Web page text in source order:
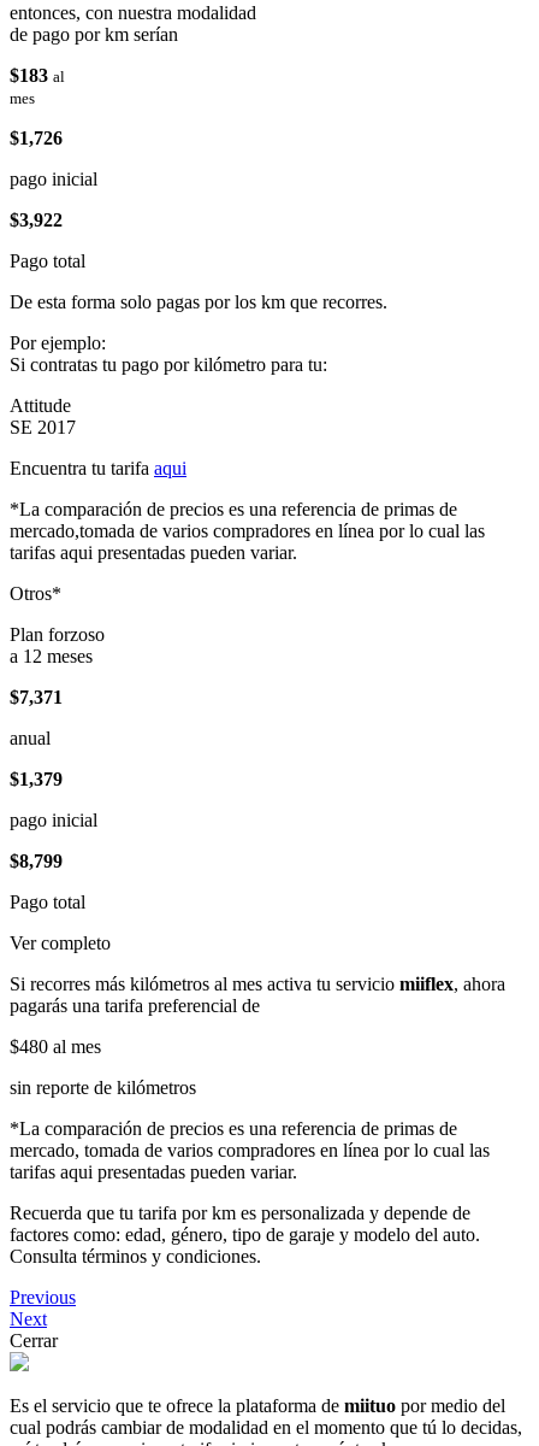
entonces, con nuestra modalidad
de pago por km serían
$183 al
mes
$1,726
pago inicial
$3,922
Pago total
De esta forma solo pagas por los km que recorres.
Por ejemplo:
Si contratas tu pago por kilómetro para tu:
Attitude
SE 2017
Encuentra tu tarifa aqui
*La comparación de precios es una referencia de primas de
mercado,tomada de varios compradores en línea por lo cual las
tarifas aqui presentadas pueden variar.
Otros*
Plan forzoso
a 12 meses
$7,371
anual
$1,379
pago inicial
$8,799
Pago total
Ver completo
Si recorres más kilómetros al mes activa tu servicio miiflex, ahora
pagarás una tarifa preferencial de
$480 al mes
sin reporte de kilómetros
*La comparación de precios es una referencia de primas de
mercado, tomada de varios compradores en línea por lo cual las
tarifas aqui presentadas pueden variar.
Recuerda que tu tarifa por km es personalizada y depende de
factores como: edad, género, tipo de garaje y modelo del auto.
Consulta términos y condiciones.
Previous
Next
Cerrar
Es el servicio que te ofrece la plataforma de miituo por medio del
cual podrás cambiar de modalidad en el momento que tú lo decidas,